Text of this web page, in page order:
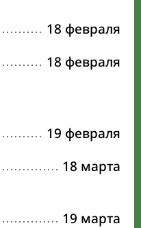
18 февраля
18 февраля
19 февраля
18 марта
19 марта